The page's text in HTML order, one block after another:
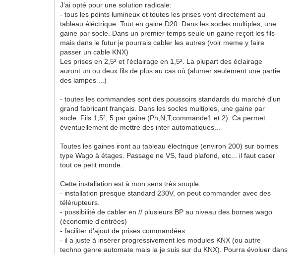
J'ai opté pour une solution radicale:
- tous les points lumineux et toutes les prises vont directement au
tableau éléctrique. Tout en gaine D20. Dans les socles multiples, une
gaine par socle. Dans un premier temps seule un gaine reçoit les fils
mais dans le futur je pourrais cabler les autres (voir meme y faire
passer un cable KNX)
Les prises en 2,5² et l'éclairage en 1,5². La plupart des éclairage
auront un ou deux fils de plus au cas où (alumer seulement une partie
des lampes ...)
- toutes les commandes sont des poussoirs standards du marché d'un
grand fabricant français. Dans les socles multiples, une gaine par
socle. Fils 1,5², 5 par gaine (Ph,N,T,commande1 et 2). Ca permet
éventuellement de mettre des inter automatiques...
Toutes les gaines iront au tableau électrique (environ 200) sur bornes
type Wago à étages. Passage ne VS, faud plafond, etc... il faut caser
tout ce petit monde.
Cette installation est à mon sens très souple:
- installation presque standard 230V, on peut commander avec des
télérupteurs.
- possibilité de cabler en // plusieurs BP au niveau des bornes wago
(économie d'entrées)
- faciliter d'ajout de prises commandées
- il a juste à insérer progressivement les modules KNX (ou autre
techno genre automate mais la je suis sur du KNX). Pourra évoluer dans